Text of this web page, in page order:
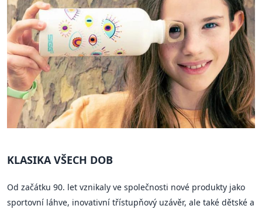
KLASIKA VŠECH DOB
Od začátku 90. let vznikaly ve společnosti nové produkty jako
sportovní láhve, inovativní třístupňový uzávěr, ale také dětské a